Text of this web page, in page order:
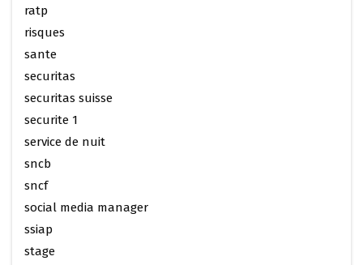
ratp
risques
sante
securitas
securitas suisse
securite 1
service de nuit
sncb
sncf
social media manager
ssiap
stage